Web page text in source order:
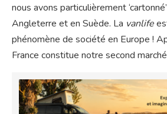
nous avons particulièrement
Angleterre et en Suède. La vanlife
phénomène de société en Europe !
France constitue notre second